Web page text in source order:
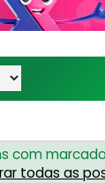
com
todas as